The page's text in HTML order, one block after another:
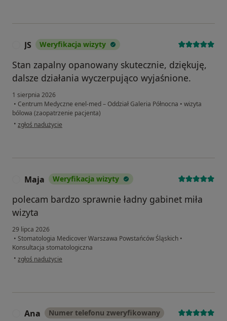
JS Weryfikacja wizyty
Stan zapalny opanowany skutecznie, dziękuję,
dalsze działania wyczerpująco wyjaśnione.
1 sierpnia 2026
• Centrum Medyczne enel-med – Oddział Galeria Północna • wizyta
bólowa (zaopatrzenie pacjenta)
• w opinii użytkownika JS
zgłoś nadużycie
Maja Weryfikacja wizyty
polecam bardzo sprawnie ładny gabinet miła
wizyta
29 lipca 2026
• Stomatologia Medicover Warszawa Powstańców Śląskich •
Konsultacja stomatologiczna
• w opinii użytkownika Maja
zgłoś nadużycie
Ana Numer telefonu zweryfikowany